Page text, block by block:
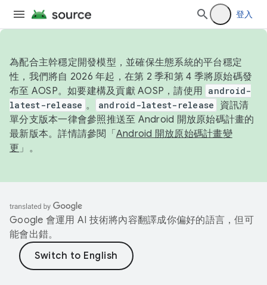
登入
為配合主幹穩定開發模型，並確保生態系統的平台穩定
性，我們將自 2026 年起，在第 2 季和第 4 季將原始碼發
布至 AOSP。如要建構及貢獻 AOSP，請使用 android-
latest-release 。 android-latest-release
資訊清
單分支版本一律會參照推送至 Android 開放原始碼計畫的
最新版本。詳情請參閱「 Android 開放原始碼計畫變
更 」。
Google 會運用 AI 技術將內容翻譯成你偏好的語言，但可
能會出錯。